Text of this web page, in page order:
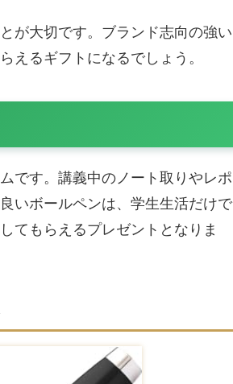
が大切です。ブランド志向の強い
るギフトになるでしょう。
です。講義中のノート取りやレポ
いボールペンは、学生生活だけで
てもらえるプレゼントとなりま